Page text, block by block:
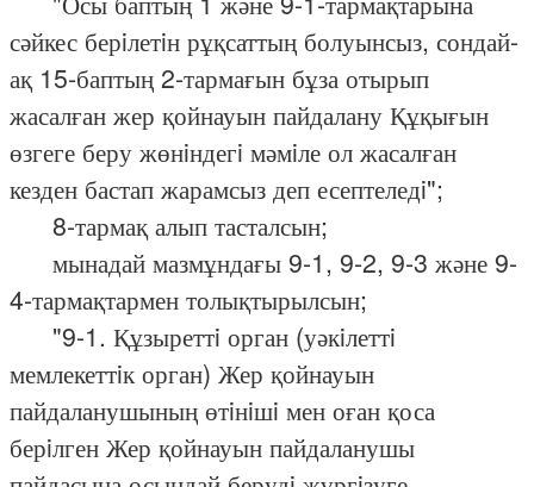
сәйкес берiлетiн рұқсаттың болуынсыз, сондай-
ақ 15-баптың 2-тармағын бұза отырып
жасалған жер қойнауын пайдалану Құқығын
өзгеге беру жөнiндегi мәмiле ол жасалған
кезден бастап жарамсыз деп есептеледi";
8-тармақ алып тасталсын;
мынадай мазмұндағы 9-1, 9-2, 9-3 және 9-
4-тармақтармен толықтырылсын;
"9-1. Құзыреттi орган (уәкiлеттi
мемлекеттiк орган) Жер қойнауын
пайдаланушының өтiнiшi мен оған қоса
берiлген Жер қойнауын пайдаланушы